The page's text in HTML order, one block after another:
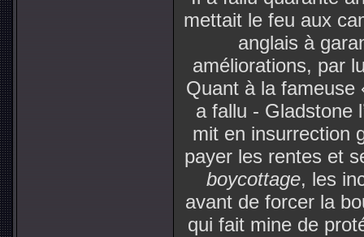
mettait le feu aux
anglais à
améliorations, par
Quant à la fameuse
a fallu - Gladstone
mit en insurrection
payer les rentes et
boycottage, les
avant de forcer la
qui fait mine de